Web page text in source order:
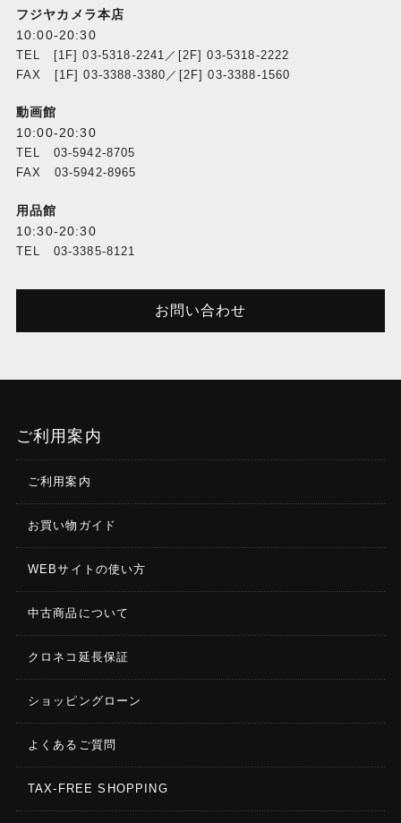
フジヤカメラ本店
10:00-20:30
TEL [1F] 03-5318-2241／[2F] 03-5318-2222
FAX [1F] 03-3388-3380／[2F] 03-3388-1560
動画館
10:00-20:30
TEL 03-5942-8705
FAX 03-5942-8965
用品館
10:30-20:30
TEL 03-3385-8121
お問い合わせ
ご利用案内
ご利用案内
お買い物ガイド
WEBサイトの使い方
中古商品について
クロネコ延長保証
ショッピングローン
よくあるご質問
TAX-FREE SHOPPING